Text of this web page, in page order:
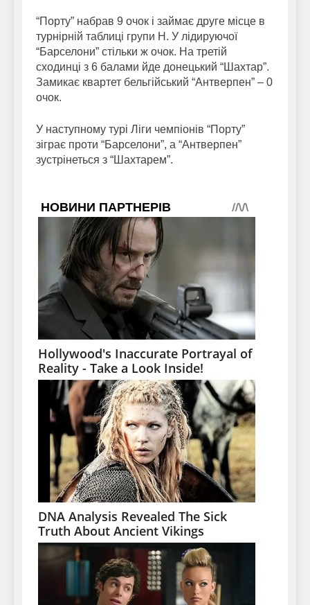
“Порту” набрав 9 очок і займає друге місце в
турнірній таблиці групи Н. У лідируючої
“Барселони” стільки ж очок. На третій
сходинці з 6 балами йде донецький “Шахтар”.
Замикає квартет бельгійський “Антверпен” – 0
очок.
У наступному турі Ліги чемпіонів “Порту”
зіграє проти “Барселони”, а “Антверпен”
зустрінеться з “Шахтарем”.